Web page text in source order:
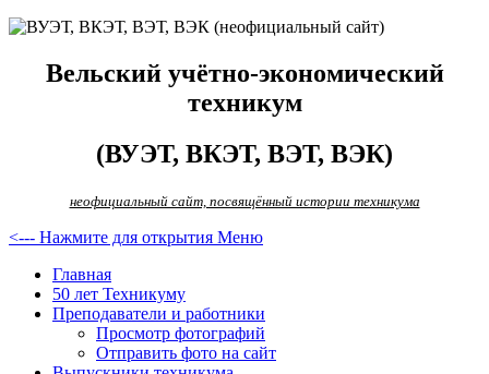
Вельский учётно-экономический
техникум
(ВУЭТ, ВКЭТ, ВЭТ, ВЭК)
неофициальный сайт, посвящённый истории техникума
<--- Нажмите для открытия Меню
Главная
50 лет Техникуму
Преподаватели и работники
Просмотр фотографий
Отправить фото на сайт